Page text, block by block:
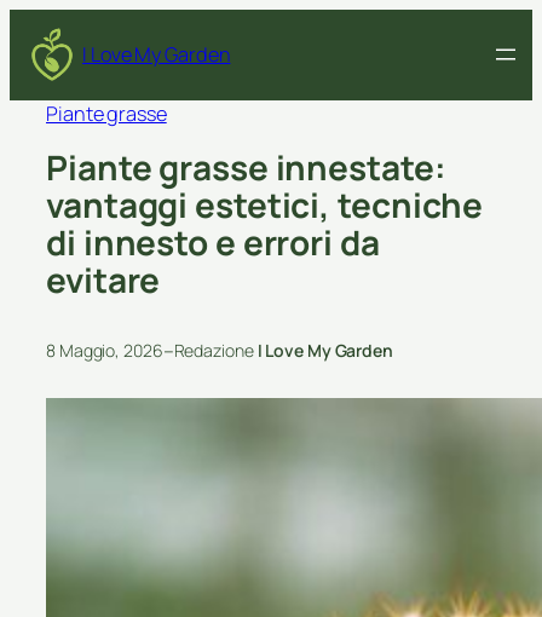
I Love My Garden
Piante grasse
Piante grasse innestate:
vantaggi estetici, tecniche
di innesto e errori da
evitare
8 Maggio, 2026–Redazione I Love My Garden